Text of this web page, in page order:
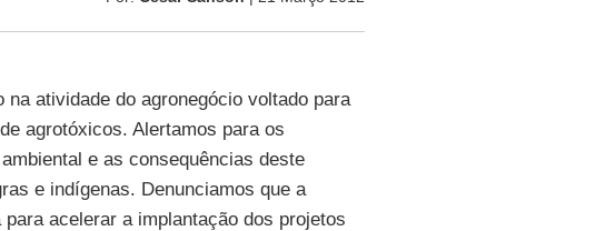
atividade do agronegócio voltado para
agrotóxicos. Alertamos para os
e as consequências deste
e indígenas. Denunciamos que a
acelerar a implantação dos projetos